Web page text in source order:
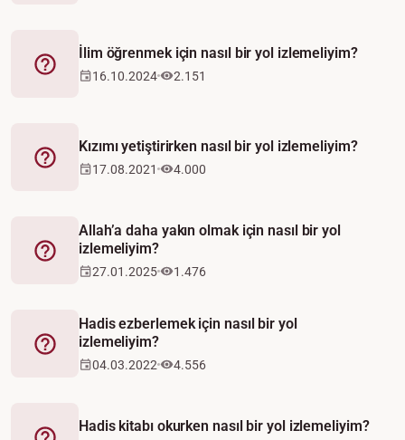
Fetva
İlim öğrenmek için nasıl bir yol izlemeliyim?
16.10.2024 2.151
Fetva
Kızımı yetiştirirken nasıl bir yol izlemeliyim?
17.08.2021 4.000
Fetva
Allah’a daha yakın olmak için nasıl bir yol
izlemeliyim?
27.01.2025 1.476
Fetva
Hadis ezberlemek için nasıl bir yol
izlemeliyim?
04.03.2022 4.556
Hadis kitabı okurken nasıl bir yol izlemeliyim?